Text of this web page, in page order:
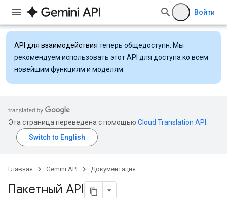
Войти
API для взаимодействия теперь общедоступн. Мы
рекомендуем использовать этот API для доступа ко всем
новейшим функциям и моделям.
Эта страница переведена с помощью Cloud Translation API
Главная Gemini API Документация
Пакетный API